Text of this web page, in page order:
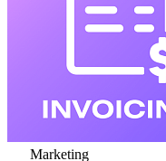
Marketing